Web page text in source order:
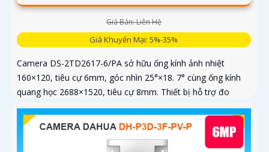
Giá Bán: Liên Hệ
Giá Khuyến Mại: 5%-35%
Camera DS-2TD2617-6/PA sở hữu ống kính ảnh nhiệt
160×120, tiêu cự 6mm, góc nhìn 25°×18. 7° cùng ống kính
quang học 2688×1520, tiêu cự 8mm. Thiết bị hỗ trợ đo
nhiệt độ trong...